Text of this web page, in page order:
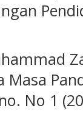
Masa
No 1